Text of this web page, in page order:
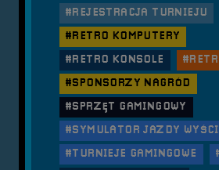
#REJESTRACJA TURNIEJU
#RETRO KOMPUTERY
#RETRO KONSOLE
#SPONSORZY NAGRÓD
#SPRZĘT GAMINGOWY
#SYMULATOR JAZDY
#TURNIEJE GAMINGOWE